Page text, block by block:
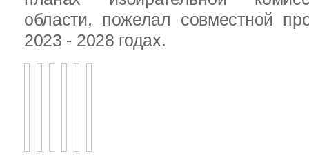
области, пожелал совместной
2023 - 2028 годах.